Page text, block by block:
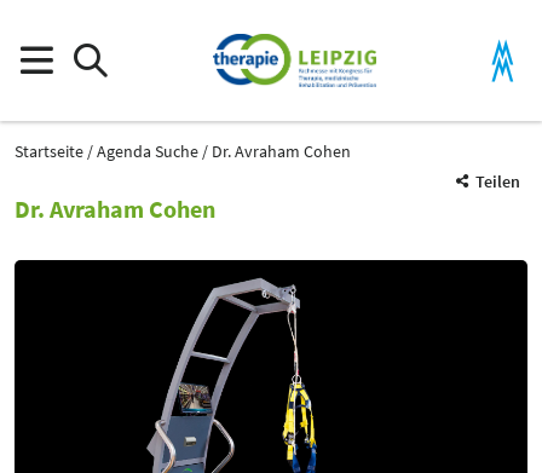
Startseite Agenda Suche
Dr. Avraham Cohen
Teilen
Dr. Avraham Cohen